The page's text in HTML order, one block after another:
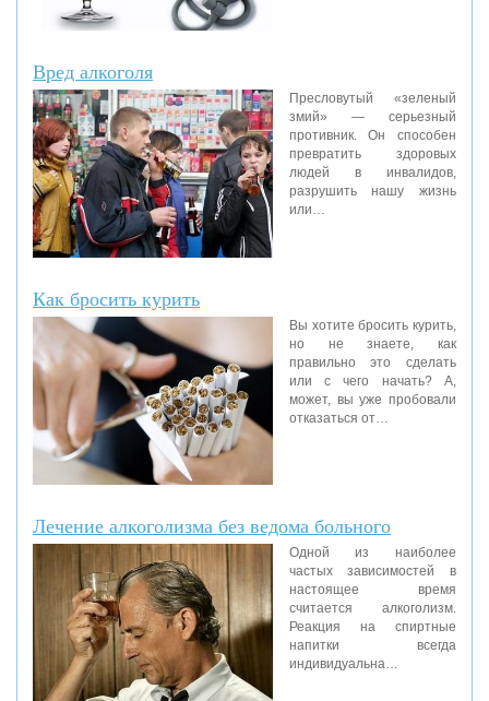
Вред алкоголя
Пресловутый «зеленый
змий» — серьезный
противник. Он способен
превратить здоровых
людей в инвалидов,
разрушить нашу жизнь
или…
Как бросить курить
Вы хотите бросить курить,
но не знаете, как
правильно это сделать
или с чего начать? А,
может, вы уже пробовали
отказаться от…
Лечение алкоголизма без ведома больного
Одной из наиболее
частых зависимостей в
настоящее время
считается алкоголизм.
Реакция на спиртные
напитки всегда
индивидуальна…